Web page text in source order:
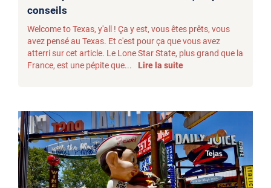
conseils
Welcome to Texas, y'all ! Ça y est, vous êtes prêts, vous
avez pensé au Texas. Et c'est pour ça que vous avez
atterri sur cet article. Le Lone Star State, plus grand que la
France, est une pépite que...
Lire la suite